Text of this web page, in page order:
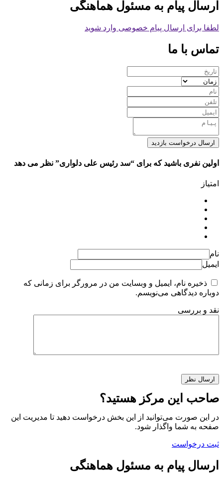
ارسال پیام به مسئول هماهنگی
لطفا برای ارسال پیام خصوصی وارد شوید
تماس با ما
ارسال درخواست بازدید
اولین نفری باشید که برای “سد رئیس علی دلواری” نظر می دهد
امتیاز
نام
ایمیل
ذخیره نام، ایمیل و وبسایت من در مرورگر برای زمانی که
دوباره دیدگاهی می‌نویسم.
نقد و بررسی
صاحب این مرکز هستید؟
در این صورت می‌توانید از این بخش درخواست دهید تا مدیریت این
صفحه به شما واگذار شود.
ثبت درخواست
ارسال پیام به مسئول هماهنگی